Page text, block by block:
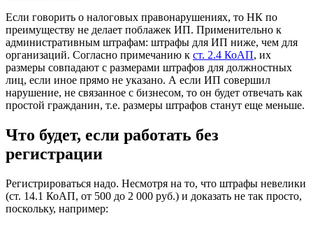
Если говорить о налоговых правонарушениях, то НК по
преимуществу не делает поблажек ИП. Применительно к
административным штрафам: штрафы для ИП ниже, чем для
организаций. Согласно примечанию к ст. 2.4 КоАП, их
размеры совпадают с размерами штрафов для должностных
лиц, если иное прямо не указано. А если ИП совершил
нарушение, не связанное с бизнесом, то он будет отвечать как
простой гражданин, т.е. размеры штрафов станут еще меньше.
Что будет, если работать без
регистрации
Регистрироваться надо. Несмотря на то, что штрафы невелики
(ст. 14.1 КоАП, от 500 до 2 000 руб.) и доказать не так просто,
поскольку, например: